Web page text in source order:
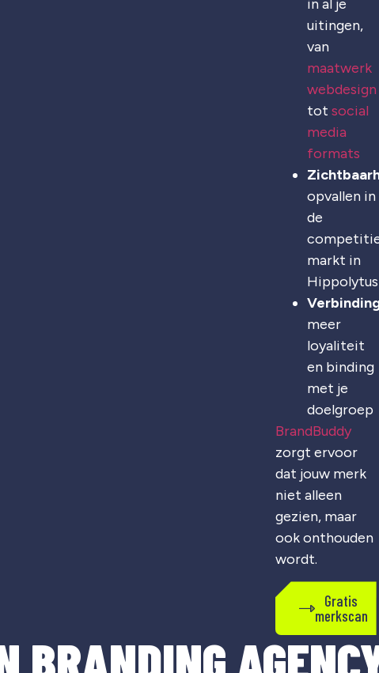
BRANDING
in al je
uitingen,
van
maatwerk
webdesign
tot social
media
formats
opvallen in
de
markt in
meer
loyaliteit
en binding
met je
doelgroep
BrandBuddy
zorgt ervoor
dat jouw merk
niet alleen
gezien, maar
ook onthouden
wordt.
Gratis
merkscan